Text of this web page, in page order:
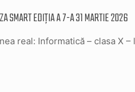
SMART EDIȚIA A 7-A 31 MARTIE 2026
real: Informatică – clasa